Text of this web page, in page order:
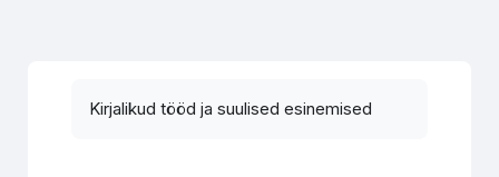
Kirjalikud tööd ja suulised esinemised